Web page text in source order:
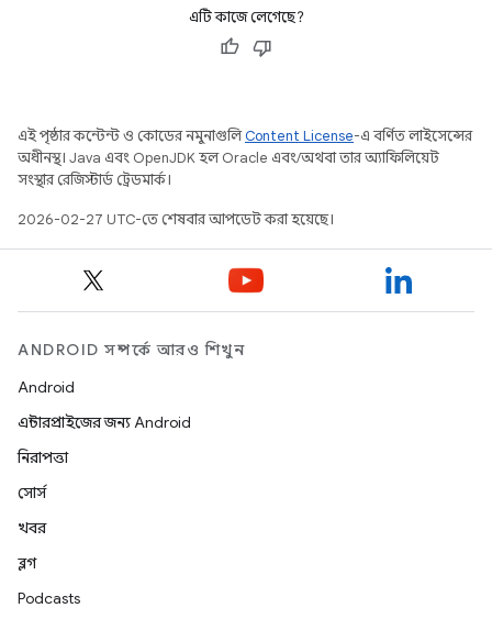
এটি কাজে লেগেছে?
এই পৃষ্ঠার কন্টেন্ট ও কোডের নমুনাগুলিContent License-এ বর্ণিত লাইসেন্সের
অধীনস্থ। Java এবং OpenJDK হল Oracle এবং/অথবা তার অ্যাফিলিয়েট
সংস্থার রেজিস্টার্ড ট্রেডমার্ক।
2026-02-27 UTC-তে শেষবার আপডেট করা হয়েছে।
ANDROID সম্পর্কে আরও শিখুন
Android
এন্টারপ্রাইজের জন্য Android
নিরাপত্তা
সোর্স
খবর
ব্লগ
Podcasts